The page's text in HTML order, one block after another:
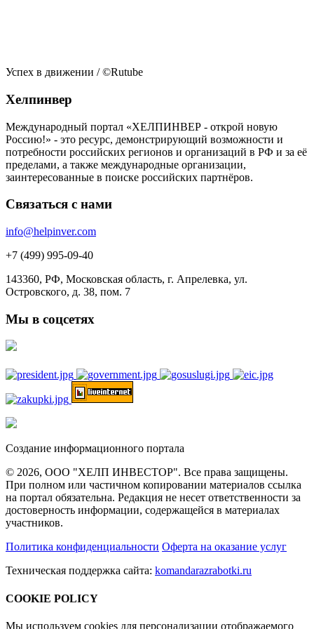
Успех в движении / ©Rutube
Хелпинвер
Международный портал «ХЕЛПИНВЕР - открой новую
Россию!» - это ресурс, демонстрирующий возможности и
потребности российских регионов и организаций в РФ и за её
пределами, а также международные организации,
заинтересованные в поиске российских партнёров.
Связаться с нами
info@helpinver.com
+7 (499) 995-09-40
143360, РФ, Московская область, г. Апрелевка, ул.
Островского, д. 38, пом. 7
Мы в соцсетях
Создание информационного портала
© 2026, ООО "ХЕЛП ИНВЕСТОР". Все права защищены.
При полном или частичном копировании материалов ссылка
на портал обязательна. Редакция не несет ответственности за
достоверность информации, содержащейся в материалах
участников.
Политика конфиденциальности Оферта на оказание услуг
Техническая поддержка сайта: komandarazrabotki.ru
COOKIE POLICY
Мы используем cookies для персонализации отображаемого